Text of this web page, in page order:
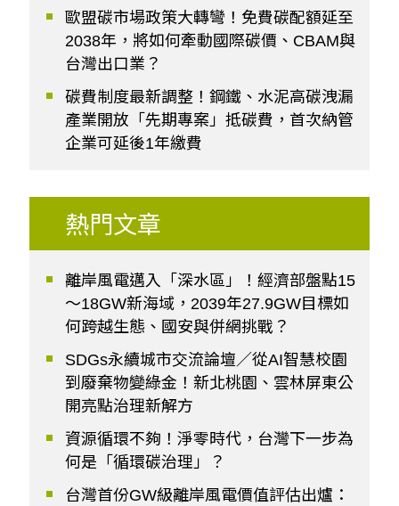
歐盟碳市場政策大轉彎！免費碳配額延至
2038年，將如何牽動國際碳價、CBAM與
台灣出口業？
碳費制度最新調整！鋼鐵、水泥高碳洩漏
產業開放「先期專案」抵碳費，首次納管
企業可延後1年繳費
熱門文章
離岸風電邁入「深水區」！經濟部盤點15
～18GW新海域，2039年27.9GW目標如
何跨越生態、國安與併網挑戰？
SDGs永續城市交流論壇／從AI智慧校園
到廢棄物變綠金！新北桃園、雲林屏東公
開亮點治理新解方
資源循環不夠！淨零時代，台灣下一步為
何是「循環碳治理」？
台灣首份GW級離岸風電價值評估出爐：